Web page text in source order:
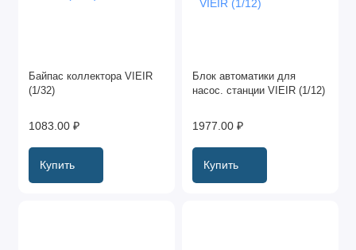
Байпас коллектора VIEIR
(1/32)
1083.00 ₽
Купить
Блок автоматики для
насос. станции VIEIR (1/12)
1977.00 ₽
Купить